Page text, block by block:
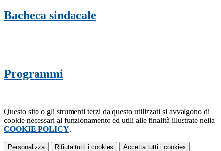
Bacheca sindacale
Programmi
Questo sito o gli strumenti terzi da questo utilizzati si avvalgono di
cookie necessari al funzionamento ed utili alle finalità illustrate nella
COOKIE POLICY.
Personalizza Rifiuta tutti i cookies Accetta tutti i cookies